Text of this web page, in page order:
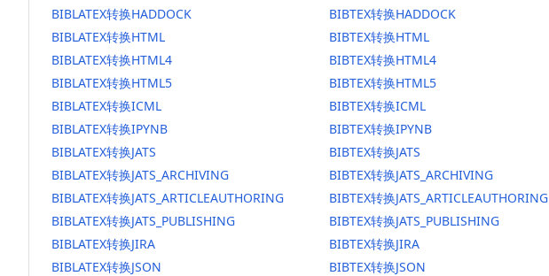
BIBLATEX转换HADDOCK
BIBLATEX转换HTML
BIBLATEX转换HTML4
BIBLATEX转换HTML5
BIBLATEX转换ICML
BIBLATEX转换IPYNB
BIBLATEX转换JATS
BIBLATEX转换JATS_ARCHIVING
BIBLATEX转换JATS_ARTICLEAUTHORING
BIBLATEX转换JATS_PUBLISHING
BIBLATEX转换JIRA
BIBLATEX转换JSON
BIBTEX转换HADDOCK
BIBTEX转换HTML
BIBTEX转换HTML4
BIBTEX转换HTML5
BIBTEX转换ICML
BIBTEX转换IPYNB
BIBTEX转换JATS
BIBTEX转换JATS_ARCHIVING
BIBTEX转换JATS_ARTICLEAUTHORING
BIBTEX转换JATS_PUBLISHING
BIBTEX转换JIRA
BIBTEX转换JSON